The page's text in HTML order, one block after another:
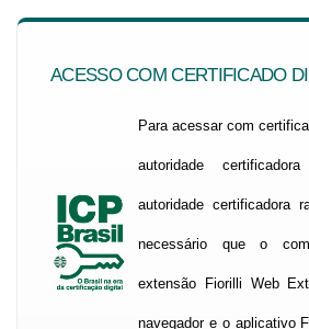
ACESSO COM CERTIFICADO
Para acessar com
autoridade
autoridade certificadora
necessário que o
extensão Fiorilli Web
navegador e o aplicativo